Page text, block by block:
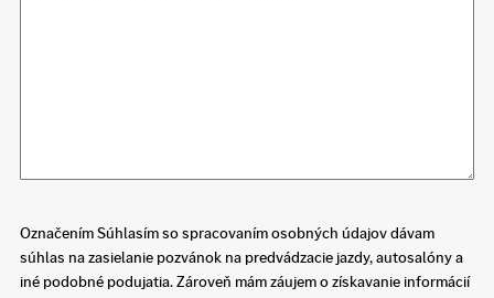
Označením Súhlasím so spracovaním osobných údajov dávam
súhlas na zasielanie pozvánok na predvádzacie jazdy, autosalóny a
iné podobné podujatia. Zároveň mám záujem o získavanie informácií